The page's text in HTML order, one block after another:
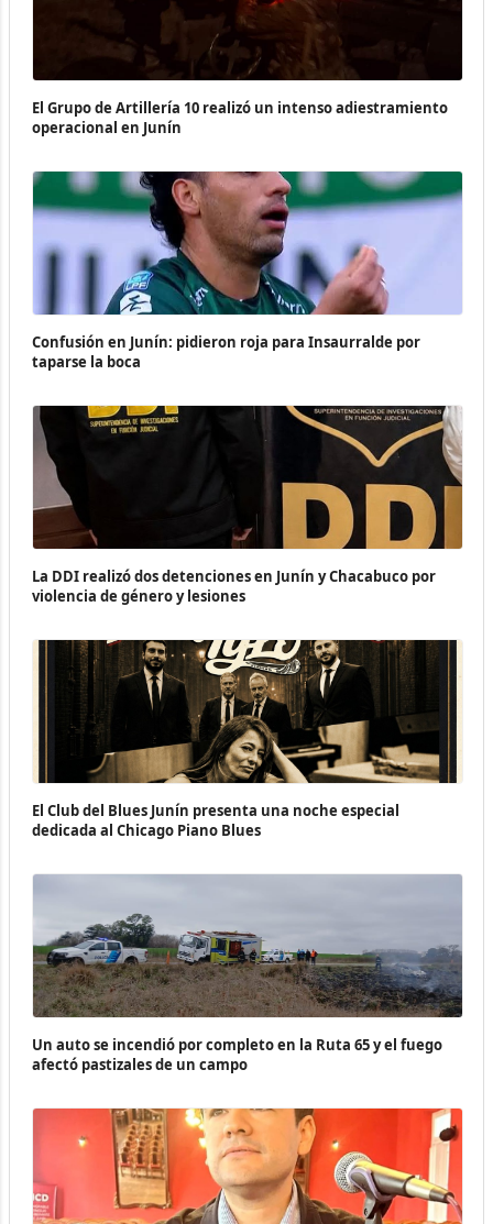
El Grupo de Artillería 10 realizó un intenso adiestramiento
operacional en Junín
Confusión en Junín: pidieron roja para Insaurralde por
taparse la boca
La DDI realizó dos detenciones en Junín y Chacabuco por
violencia de género y lesiones
El Club del Blues Junín presenta una noche especial
dedicada al Chicago Piano Blues
Un auto se incendió por completo en la Ruta 65 y el fuego
afectó pastizales de un campo